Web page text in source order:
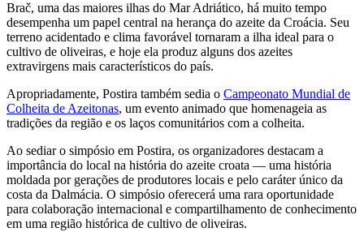
Brač, uma das maiores ilhas do Mar Adriático, há muito tempo
desempenha um papel central na herança do azeite da Croácia. Seu
terreno acidentado e clima favorável tornaram a ilha ideal para o
cultivo de oliveiras, e hoje ela produz alguns dos azeites
extravirgens mais característicos do país.
Apropriadamente, Postira também sedia o Campeonato Mundial de
Colheita de Azeitonas, um evento animado que homenageia as
tradições da região e os laços comunitários com a colheita.
Ao sediar o simpósio em Postira, os organizadores destacam a
importância do local na história do azeite croata — uma história
moldada por gerações de produtores locais e pelo caráter único da
costa da Dalmácia. O simpósio oferecerá uma rara oportunidade
para colaboração internacional e compartilhamento de conhecimento
em uma região histórica de cultivo de oliveiras.